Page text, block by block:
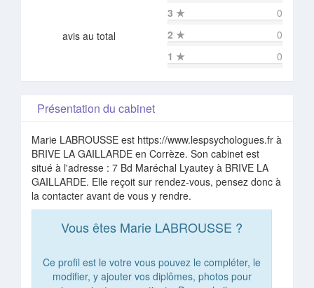
avis au total
3 ★
0
2 ★
0
1 ★ 0
Présentation du cabinet
Marie LABROUSSE est https://www.lespsychologues.fr à
BRIVE LA GAILLARDE en Corrèze. Son cabinet est
situé à l'adresse : 7 Bd Maréchal Lyautey à BRIVE LA
GAILLARDE. Elle reçoit sur rendez-vous, pensez donc à
la contacter avant de vous y rendre.
Vous êtes Marie LABROUSSE ?
Ce profil est le votre vous pouvez le compléter, le
modifier, y ajouter vos diplômes, photos pour